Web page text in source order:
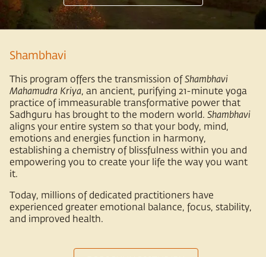
Shambhavi
This program offers the transmission ofShambhavi
Mahamudra Kriya, an ancient, purifying 21-minute yoga
practice of immeasurable transformative power that
Sadhguru has brought to the modern world. Shambhavi
aligns your entire system so that your body, mind,
emotions and energies function in harmony,
establishing a chemistry of blissfulness within you and
empowering you to create your life the way you want
it.
Today, millions of dedicated practitioners have
experienced greater emotional balance, focus, stability,
and improved health.